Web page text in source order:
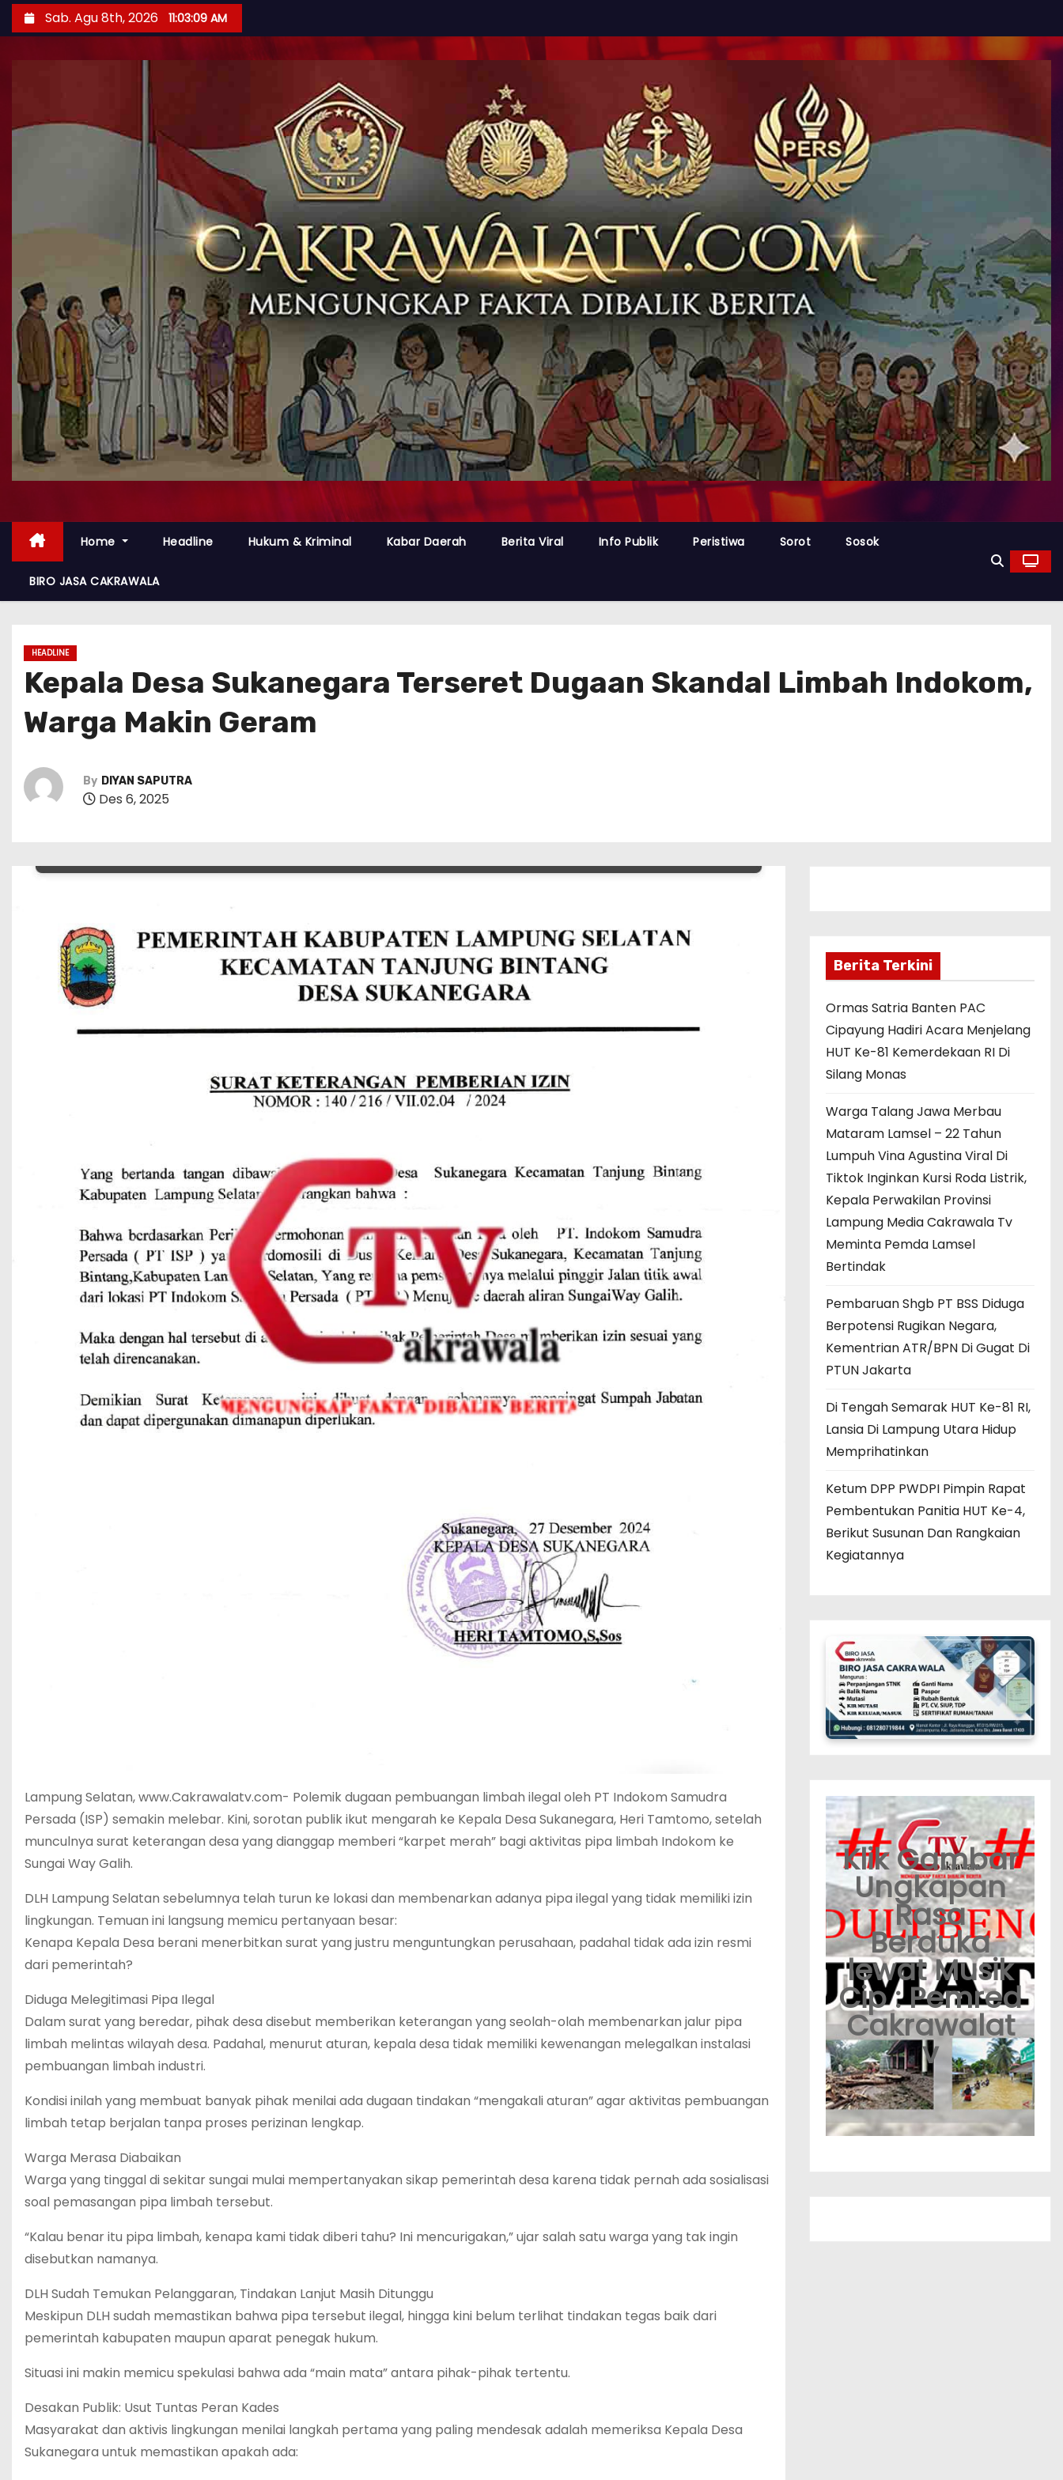
Sab. Agu 8th, 2026 11:03:10 AM
Home Headline Hukum & Kriminal Kabar Daerah Berita Viral Info Publik Peristiwa Sorot Sosok
BIRO JASA CAKRAWALA
HEADLINE
Kepala Desa Sukanegara Terseret Dugaan Skandal Limbah Indokom,
Warga Makin Geram
By DIYAN SAPUTRA
Des 6, 2025
Lampung Selatan, www.Cakrawalatv.com- Polemik dugaan pembuangan limbah ilegal oleh PT Indokom Samudra
Persada (ISP) semakin melebar. Kini, sorotan publik ikut mengarah ke Kepala Desa Sukanegara, Heri Tamtomo, setelah
munculnya surat keterangan desa yang dianggap memberi “karpet merah” bagi aktivitas pipa limbah Indokom ke
Sungai Way Galih.
DLH Lampung Selatan sebelumnya telah turun ke lokasi dan membenarkan adanya pipa ilegal yang tidak memiliki izin
lingkungan. Temuan ini langsung memicu pertanyaan besar:
Kenapa Kepala Desa berani menerbitkan surat yang justru menguntungkan perusahaan, padahal tidak ada izin resmi
dari pemerintah?
Diduga Melegitimasi Pipa Ilegal
Dalam surat yang beredar, pihak desa disebut memberikan keterangan yang seolah-olah membenarkan jalur pipa
limbah melintas wilayah desa. Padahal, menurut aturan, kepala desa tidak memiliki kewenangan melegalkan instalasi
pembuangan limbah industri.
Kondisi inilah yang membuat banyak pihak menilai ada dugaan tindakan “mengakali aturan” agar aktivitas pembuangan
limbah tetap berjalan tanpa proses perizinan lengkap.
Warga Merasa Diabaikan
Warga yang tinggal di sekitar sungai mulai mempertanyakan sikap pemerintah desa karena tidak pernah ada sosialisasi
soal pemasangan pipa limbah tersebut.
“Kalau benar itu pipa limbah, kenapa kami tidak diberi tahu? Ini mencurigakan,” ujar salah satu warga yang tak ingin
disebutkan namanya.
DLH Sudah Temukan Pelanggaran, Tindakan Lanjut Masih Ditunggu
Meskipun DLH sudah memastikan bahwa pipa tersebut ilegal, hingga kini belum terlihat tindakan tegas baik dari
pemerintah kabupaten maupun aparat penegak hukum.
Situasi ini makin memicu spekulasi bahwa ada “main mata” antara pihak-pihak tertentu.
Desakan Publik: Usut Tuntas Peran Kades
Masyarakat dan aktivis lingkungan menilai langkah pertama yang paling mendesak adalah memeriksa Kepala Desa
Sukanegara untuk memastikan apakah ada:
Berita Terkini
Ormas Satria Banten PAC
Cipayung Hadiri Acara Menjelang
HUT Ke-81 Kemerdekaan RI Di
Silang Monas
Warga Talang Jawa Merbau
Mataram Lamsel – 22 Tahun
Lumpuh Vina Agustina Viral Di
Tiktok Inginkan Kursi Roda Listrik,
Kepala Perwakilan Provinsi
Lampung Media Cakrawala Tv
Meminta Pemda Lamsel
Bertindak
Pembaruan Shgb PT BSS Diduga
Berpotensi Rugikan Negara,
Kementrian ATR/BPN Di Gugat Di
PTUN Jakarta
Di Tengah Semarak HUT Ke-81 RI,
Lansia Di Lampung Utara Hidup
Memprihatinkan
Ketum DPP PWDPI Pimpin Rapat
Pembentukan Panitia HUT Ke-4,
Berikut Susunan Dan Rangkaian
Kegiatannya
Klik Gambar
Ungkapan
Rasa
Berduka
lewat Musik
Cip : Pemred
Cakrawalat
v